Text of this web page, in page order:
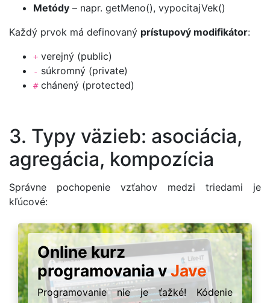
Metódy – napr. getMeno(), vypocitajVek()
Každý prvok má definovaný prístupový modifikátor:
+ verejný (public)
- súkromný (private)
#chánený (protected)
3. Typy väzieb: asociácia,
agregácia, kompozícia
Správne pochopenie vzťahov medzi triedami je
kľúcové:
Online kurz
programovania vJave
Programovanie nie je ťažké! Kódenie